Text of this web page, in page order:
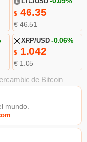
$46.35
€ 46.51
XRP/USD -0.06%
$1.042
€ 1.05
de Bitcoin
mundo.